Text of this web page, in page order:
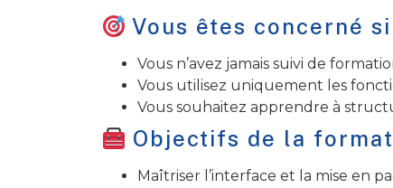
Vous êtes concerné si
Vous n’avez jamais suivi de
Vous utilisez uniquement les
Vous souhaitez apprendre à
Objectifs de la
Maîtriser l’interface et la mise en